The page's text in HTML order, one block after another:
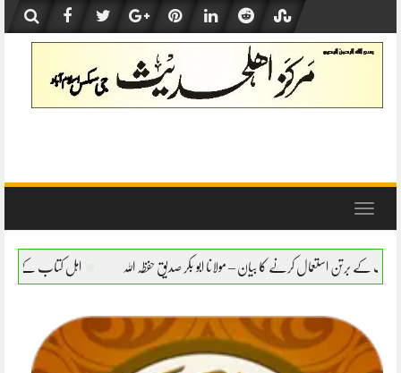
content
Toggle
بیان – مولانا ابو بکر صدیق حفظہ اللہ اہل کتاب کے برتن استعمال کرنے کا بیان –